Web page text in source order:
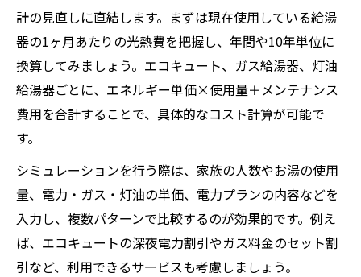
計の見直しに直結します。まずは現在使用している給湯
器の1ヶ月あたりの光熱費を把握し、年間や10年単位に
換算してみましょう。エコキュート、ガス給湯器、灯油
給湯器ごとに、エネルギー単価×使用量＋メンテナンス
費用を合計することで、具体的なコスト計算が可能で
す。
シミュレーションを行う際は、家族の人数やお湯の使用
量、電力・ガス・灯油の単価、電力プランの内容などを
入力し、複数パターンで比較するのが効果的です。例え
ば、エコキュートの深夜電力割引やガス料金のセット割
引など、利用できるサービスも考慮しましょう。